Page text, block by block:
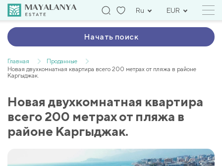
Ru EUR
Начать поиск
Главная
Проданные
Новая двухкомнатная квартира всего 200 метрах от пляжа в районе
Каргыджак.
Новая двухкомнатная квартира
всего 200 метрах от пляжа в
районе Каргыджак.